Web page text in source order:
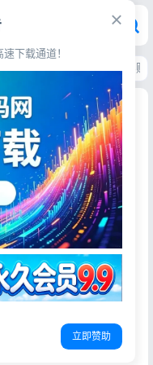
客源码 帝国CMS7.5大气导购
大气导购站
型礼物类整站程序系
品，女装，箱包类的
商品购买链接。
下载通道！
立即赞助